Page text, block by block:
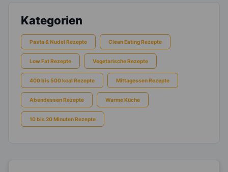
Kategorien
Pasta & Nudel Rezepte Clean Eating Rezepte
Low Fat Rezepte Vegetarische Rezepte
400 bis 500 kcal Rezepte Mittagessen Rezepte
Abendessen Rezepte Warme Küche
10 bis 20 Minuten Rezepte